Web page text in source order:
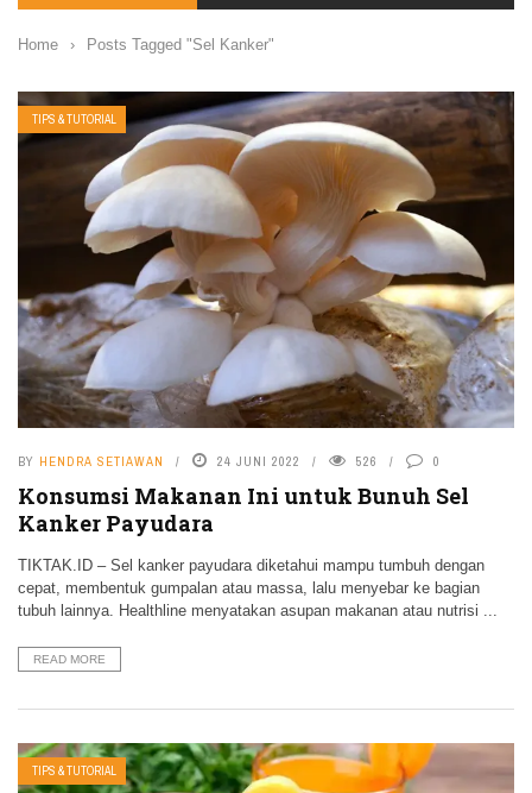
Home › Posts Tagged "Sel Kanker"
TIPS & TUTORIAL
BY HENDRA SETIAWAN 24 JUNI 2022 526 0
Konsumsi Makanan Ini untuk Bunuh Sel
Kanker Payudara
TIKTAK.ID – Sel kanker payudara diketahui mampu tumbuh dengan
cepat, membentuk gumpalan atau massa, lalu menyebar ke bagian
tubuh lainnya. Healthline menyatakan asupan makanan atau nutrisi ...
READ MORE
TIPS & TUTORIAL